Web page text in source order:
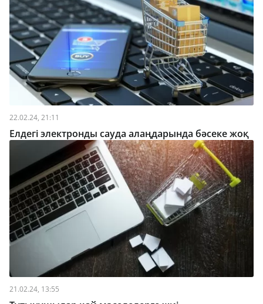
22.02.24, 21:11
Елдегі электронды сауда алаңдарында бәсеке жоқ
21.02.24, 13:55